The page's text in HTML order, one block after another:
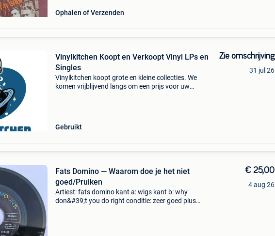
Ophalen of Verzenden
Vinylkitchen Koopt en Verkoopt Vinyl LPs en
Singles
Vinylkitchen koopt grote en kleine collecties. We
komen vrijblijvend langs om een prijs voor uw
Gebruikt
Zie omschrijving
31 jul 26
Fats Domino — Waarom doe je het niet
goed/Pruiken
Artiest: fats domino kant a: wigs kant b: why
don&#39;t you do right conditie: zeer goed plus
€ 25,00
4 aug 26